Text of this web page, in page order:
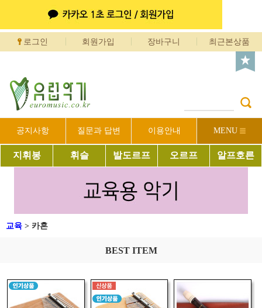
로그인 회원가입 장바구니 최근본상품
공지사항 질문과 답변 이용안내 MENU
지휘봉 휘슬 발도르프 오르프 알프호른
교육 > 카혼
BEST ITEM